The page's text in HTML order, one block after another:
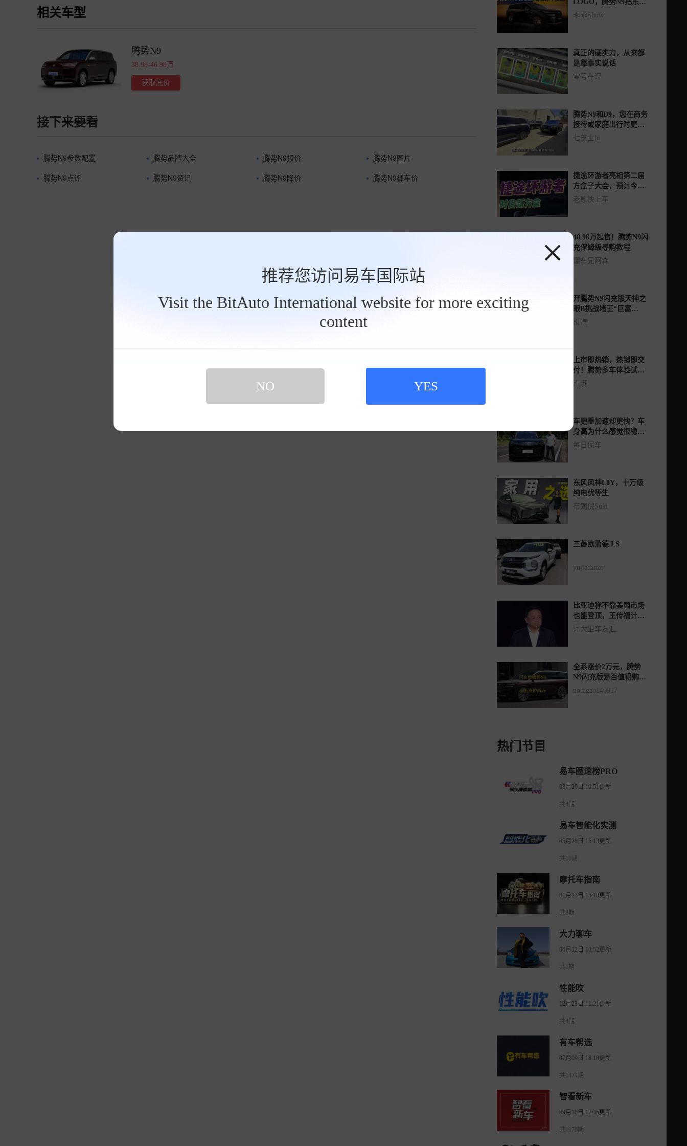
推荐您访问易车国际站
Visit the BitAuto International website for more exciting
content
NO YES
相关车型
腾势N9
38.98-46.98万
获取底价
接下来要看
腾势N9参数配置 腾势品牌大全 腾势N9报价
腾势N9图片
腾势N9点评
腾势N9资讯 腾势N9降价 腾势N9裸车价
LOGO，腾势N9把东方
豪华做实了
乖乖Show
真正的硬实力，从来都
是靠事实说话
零号车评
腾势N9和D9，您在商务
接待或家庭出行时更倾
向于选择哪一款？
七芝士hi
捷途环游者亮相第二届
方盒子大会，预计今年
四季度上市。
老原快上车
40.98万起售！腾势N9闪
充保姆级导购教程
懂车兄阿森
开腾势N9闪充版天神之
眼B挑战堵王“巨富
长”，果然有科技更豪华
机汽
上市即热销，热销即交
付！腾势多车体验试
驾：好开，好用，好
汽湃
车更重加速却更快？车
身高为什么感觉很稳？
腾势N9闪充版试驾
每日侃车
东风风神L8Y，十万级
纯电优等生
布朗倪Suki
三菱欧蓝德 LS
yujiecarter
比亚迪称不靠美国市场
也能登顶，王传福计划
五年内拿下全球销量冠
河大卫车友汇
全系涨价2万元，腾势
N9闪充版是否值得购
买？
noragao140917
热门节目
易车圈速榜PRO
08月29日 10:51更新
共4期
易车智能化实测
05月28日 15:13更新
共10期
摩托车指南
01月23日 15:18更新
共8期
大力聊车
06月12日 10:52更新
共1期
性能吹
12月23日 11:21更新
共4期
有车帮选
07月09日 18:18更新
共1474期
智看新车
09月10日 17:45更新
共1176期